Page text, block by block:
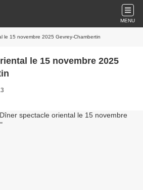
MENU
le 15 novembre 2025 Gevrey-Chambertin
le 15 novembre 2025